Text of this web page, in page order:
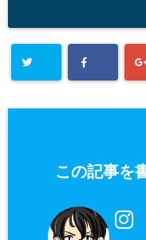
この記事を